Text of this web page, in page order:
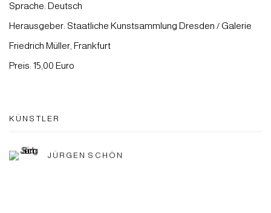
Sprache: Deutsch
Herausgeber: Staatliche Kunstsammlung Dresden / Galerie
Friedrich Müller, Frankfurt
Preis: 15,00 Euro
KÜNSTLER
JÜRGEN SCHÖN